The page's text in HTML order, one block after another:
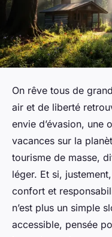
On rêve tous de
air et de liberté
envie d’évasion, une
vacances sur la
tourisme de masse,
léger. Et si,
confort et
n’est plus un simple
accessible, pensée